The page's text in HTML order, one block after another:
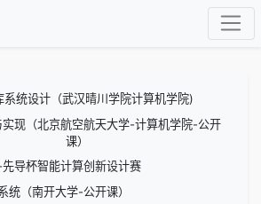
系统设计（武汉晴川学院计算机学院)
现（北京航空航天大学-计算机学院-公开
课）
导杯智能计算创新设计赛
统（南开大学-公开课）